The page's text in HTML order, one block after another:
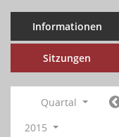
Informationen
Sitzungen
Quartal
2015